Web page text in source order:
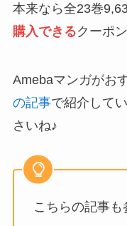
本来なら全23巻
購入できるクーポ
Amebaマンガがお
の記事で紹介して
さいね♪
こちらの記事